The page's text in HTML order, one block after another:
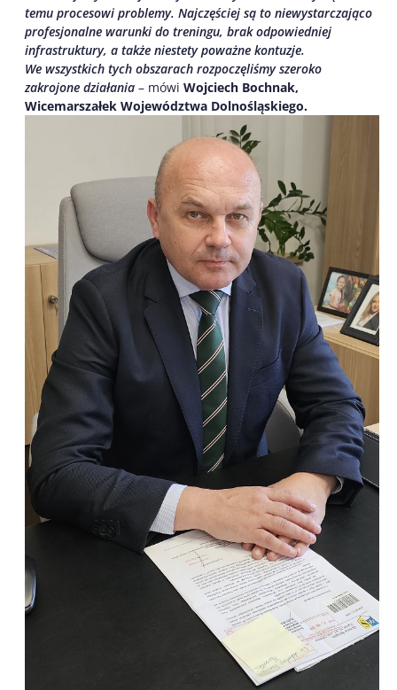
temu procesowi problemy. Najczęściej są to niewystarczająco
profesjonalne warunki do treningu, brak odpowiedniej
infrastruktury, a także niestety poważne kontuzje.
We wszystkich tych obszarach rozpoczęliśmy szeroko
zakrojone działania – mówi Wojciech Bochnak,
Wicemarszałek Województwa Dolnośląskiego.